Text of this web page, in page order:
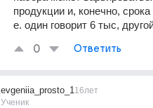
продукции и, конечно,
е. один говорит 6 тыс,
0 Ответить
evgeniia_prosto_1
Ученик
16лет